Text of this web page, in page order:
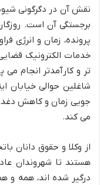
نقش آن در دگرگونی
برجستگی آن است.
پرونده، زمان و انرژی
خدمات الکترونیک
تر و کارآمدتر انجام
شاغلین حوالی خیابان
جویی زمان و کاهش
می کند.
از وکلا و حقوق دانان
هستند تا شهروندان
درگیر شده اند، همه و